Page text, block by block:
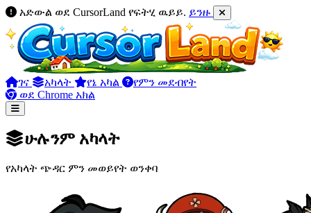
አድውል ወደ CursorLand የፍትሂ ዉይይ. ይንዙ
ገና አካላት የኔ አካል
የምን መደብየት
ወደ Chrome አክል
ሁሉንም አካላት
የአካላት ጭዳር ምን መወይየት ወንቀባ